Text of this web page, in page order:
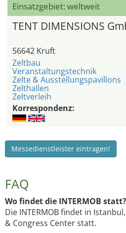
Einsatzgebiet: weltweit
TENT DIMENSIONS
56642 Kruft
Zeltbau
Veranstaltungstechnik
Zelte & Ausstellungspavillons
Zelthallen
Zeltverleih
Korrespondenz:
Messedienstleister eintragen!
FAQ
Wo findet die INTERMOB statt?
Die INTERMOB findet in
& Congress Center statt.